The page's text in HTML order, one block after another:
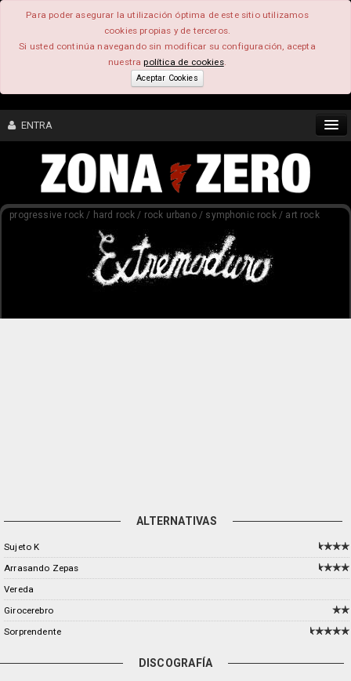
Para poder asegurar la utilización óptima de este sitio utilizamos
cookies propias y de terceros.
Si usted continúa navegando sin modificar su configuración, acepta
nuestrapolítica de cookies.
Aceptar Cookies
ENTRA
CONTENIDO
progressive rock / hard rock / rock urbano / symphonic rock / art rock
ALTERNATIVAS
Sujeto K
Arrasando Zepas
Vereda
Girocerebro
Sorprendente
DISCOGRAFÍA